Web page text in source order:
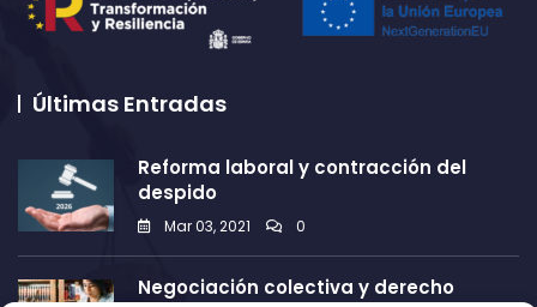
Últimas Entradas
Reforma laboral y contracción del
despido
Mar 03, 2021 0
Negociación colectiva y derecho